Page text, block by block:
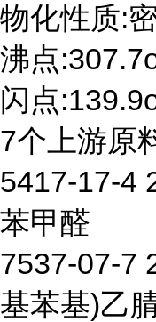
物化性质:
沸点
闪点
7个上游原
5417-17-4
苯甲醛
7537-07-7
基苯基)乙